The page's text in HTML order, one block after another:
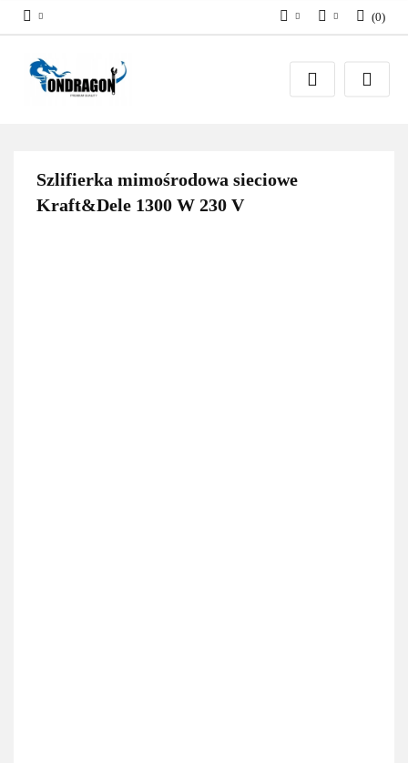
PLNZaloguj się
Załóż konto
(0)
Szlifierka mimośrodowa sieciowe
Kraft&Dele 1300 W 230 V